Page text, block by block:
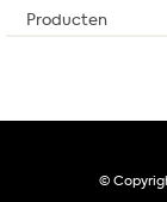
Producten
©